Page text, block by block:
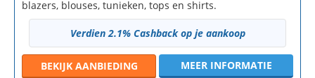
blazers, blouses, tunieken, tops en shirts.
Verdien 2.1% Cashback op je aankoop
BEKIJK AANBIEDING MEER INFORMATIE